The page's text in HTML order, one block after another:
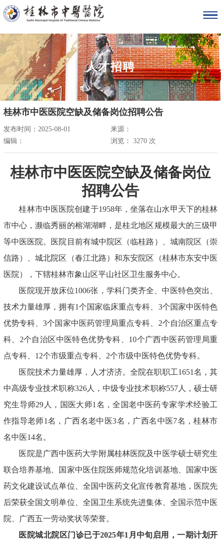
人才招聘
桂林市中医医院空缺及储备岗位招聘公告
发布时间：2025-08-01
来源：
编辑：
浏览： 3270 次
桂林市中医医院空缺及储备岗位
招聘公告
桂林市中医医院创建于1958年，坐落在山水甲天下的桂林
市中心，濒临秀丽的榕湖湖畔，是桂北地区规模最大的三级甲
等中医医院。医院目前有城中院区（临桂路）、城南院区（崇
信路）、城北院区（春江北路）和东安院区（桂林市东安中医
医院），下辖桂林市象山区平山社区卫生服务中心。
医院现开放床位1006张，学科门类齐全、中医特色突出、
技术力量雄厚，拥有1个国家临床重点专科、3个国家中医特色
优势专科、3个国家中医药管理局重点专科、2个自治区重点专
科、2个自治区中医特色优势专科、10个广西中医药管理局重
点专科、12个市级重点专科、2个市级中医特色优势专科。
医院技术力量雄厚，人才济济。全院在职职工1651名，其
中高级专业技术职称326人，中级专业技术职称557人，硕士研
究生导师29人，国医大师1名，全国老中医药专家学术经验工
作指导老师1名，广西名老中医3名，广西名中医7名，桂林市
名中医14名。
医院是广西中医药大学附属桂林医院及中医学硕士研究生
联合培养基地、国家中医住院医师规范化培训基地、国家中医
药文化建设试点单位、全国中医药文化宣传教育基地，医院先
后荣获全国文明单位、全国卫生系统先进集体、全国示范中医
院、广西五一劳动奖状等荣誉。
医院城北院区门诊已于2025年1月中旬启用，一期计划开